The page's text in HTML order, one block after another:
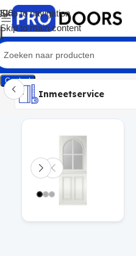
Skip to navigation
Skip to main content
Contact
Inmeetservice
Montageservice
Advies op maat
Showroom
Inmeetservice